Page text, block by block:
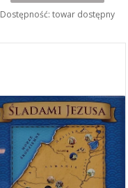
Dostępność: towar dostępny